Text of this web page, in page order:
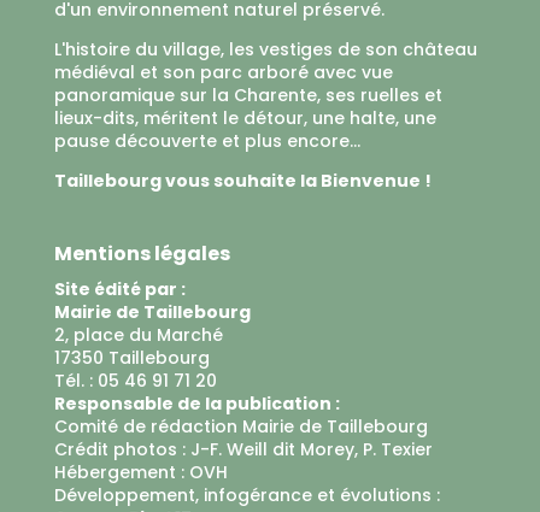
d'un environnement naturel préservé.
L'histoire du village, les vestiges de son château
médiéval et son parc arboré avec vue
panoramique sur la Charente, ses ruelles et
lieux-dits, méritent le détour, une halte, une
pause découverte et plus encore...
Taillebourg vous souhaite la Bienvenue !
Mentions légales
Site édité par :
Mairie de Taillebourg
2, place du Marché
17350 Taillebourg
Tél. : 05 46 91 71 20
Responsable de la publication :
Comité de rédaction Mairie de Taillebourg
Crédit photos : J-F. Weill dit Morey, P. Texier
Hébergement : OVH
Développement, infogérance et évolutions :